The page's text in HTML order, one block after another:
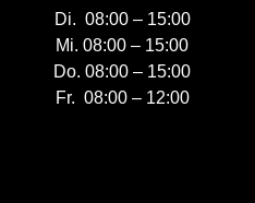
Di. 08:00 – 15:00
Mi. 08:00 – 15:00
Do. 08:00 – 15:00
Fr. 08:00 – 12:00